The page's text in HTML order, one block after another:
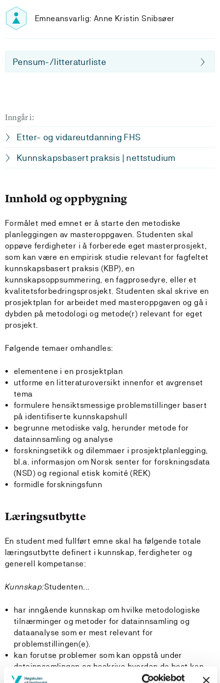
Emneansvarlig: Anne Kristin Snibsøer
Pensum-/litteraturliste
Inngår i:
Etter- og vidareutdanning FHS
Kunnskapsbasert praksis | nettstudium
Innhold og oppbygning
Formålet med emnet er å starte den metodiske
planleggingen av masteroppgaven. Studenten skal
oppøve ferdigheter i å forberede eget masterprosjekt,
som kan være en empirisk studie relevant for fagfeltet
kunnskapsbasert praksis (KBP), en
kunnskapsoppsummering, en fagprosedyre, eller et
kvalitetsforbedringsprosjekt. Studenten skal skrive en
prosjektplan for arbeidet med masteroppgaven og gå i
dybden på metodologi og metode(r) relevant for eget
prosjekt.
Følgende temaer omhandles:
elementene i en prosjektplan
utforme en litteraturoversikt innenfor et avgrenset
tema
formulere hensiktsmessige problemstillinger basert
på identifiserte kunnskapshull
begrunne metodiske valg, herunder metode for
datainnsamling og analyse
forskningsetikk og dilemmaer i prosjektplanlegging,
bl.a. informasjon om Norsk senter for forskningsdata
(NSD) og regional etisk komité (REK)
formidle forskningsfunn
Læringsutbytte
En student med fullført emne skal ha følgende totale
læringsutbytte definert i kunnskap, ferdigheter og
generell kompetanse:
Kunnskap:Studenten...
har inngående kunnskap om hvilke metodologiske
tilnærminger og metoder for datainnsamling og
dataanalyse som er mest relevant for
problemstillingen(e).
kan forutse problemer som kan oppstå under
datainnsamlingen og beskrive hvordan de best kan
løses..